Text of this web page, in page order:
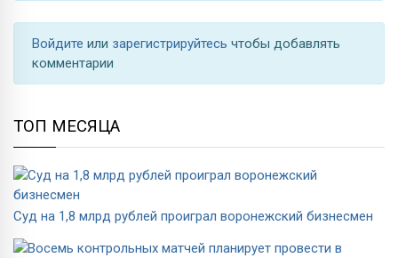
Войдите или зарегистрируйтесь чтобы добавлять
комментарии
ТОП МЕСЯЦА
Суд на 1,8 млрд рублей проиграл воронежский бизнесмен